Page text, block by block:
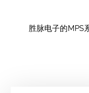
胜脉电子的MPS系